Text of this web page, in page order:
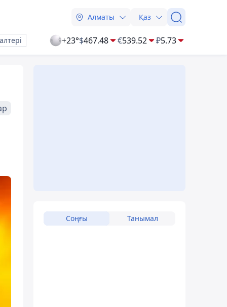
Алматы Қаз
+23°$467.48 €539.52 ₽5.73
Соңғы Танымал